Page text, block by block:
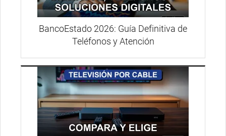
BancoEstado 2026: Guía Definitiva de
Teléfonos y Atención